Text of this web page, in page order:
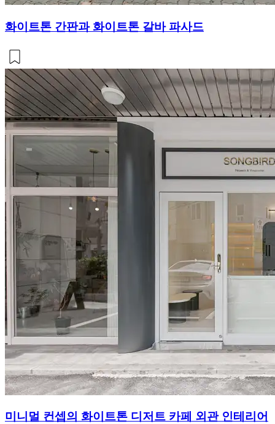
화이트톤 간판과 화이트톤 갈바 파사드
미니멀 컨셉의 화이트톤 디저트 카페 외관 인테리어